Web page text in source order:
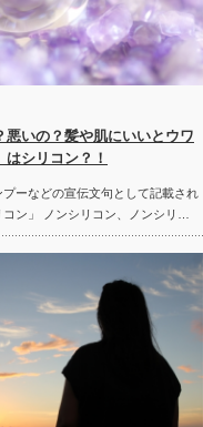
悪いの？髪や肌にいいとウワ
シリコン？！
ーなどの宣伝文句として記載され
ン」 ノンシリコン、ノンシリ…